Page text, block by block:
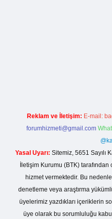
Reklam ve İletişim: E-mail:
forumhizmeti@gmail.com
Yasal Uyarı: Sitemiz, 5651 Sayılı
İletişim Kurumu (BTK)
hizmet vermektedir. Bu
denetleme veya araştırma
üyelerimiz yazdıkları içeriklerin
üye olarak bu sorumluluğu